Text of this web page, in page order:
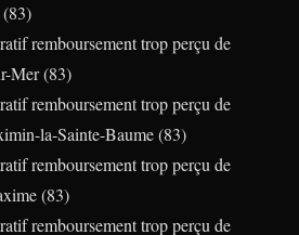
remboursement trop perçu de
Mer (83)
remboursement trop perçu de
la-Sainte-Baume (83)
remboursement trop perçu de
(83)
remboursement trop perçu de